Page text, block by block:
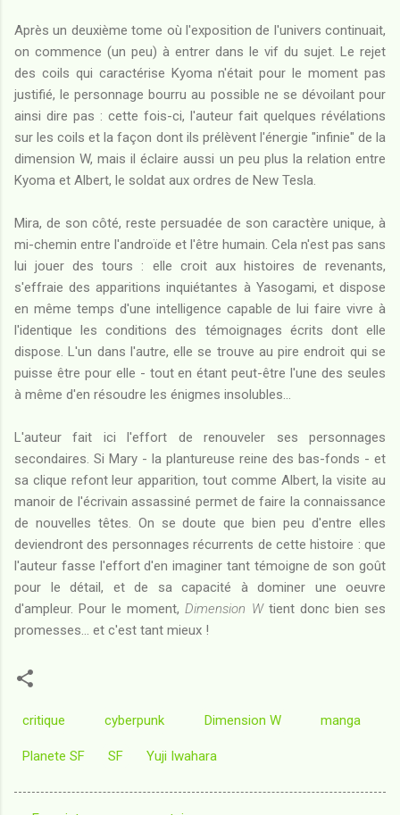
Après un deuxième tome où l'exposition de l'univers continuait,
on commence (un peu) à entrer dans le vif du sujet. Le rejet
des coils qui caractérise Kyoma n'était pour le moment pas
justifié, le personnage bourru au possible ne se dévoilant pour
ainsi dire pas : cette fois-ci, l'auteur fait quelques révélations
sur les coils et la façon dont ils prélèvent l'énergie "infinie" de la
dimension W, mais il éclaire aussi un peu plus la relation entre
Kyoma et Albert, le soldat aux ordres de New Tesla.
Mira, de son côté, reste persuadée de son caractère unique, à
mi-chemin entre l'androïde et l'être humain. Cela n'est pas sans
lui jouer des tours : elle croit aux histoires de revenants,
s'effraie des apparitions inquiétantes à Yasogami, et dispose
en même temps d'une intelligence capable de lui faire vivre à
l'identique les conditions des témoignages écrits dont elle
dispose. L'un dans l'autre, elle se trouve au pire endroit qui se
puisse être pour elle - tout en étant peut-être l'une des seules
à même d'en résoudre les énigmes insolubles...
L'auteur fait ici l'effort de renouveler ses personnages
secondaires. Si Mary - la plantureuse reine des bas-fonds - et
sa clique refont leur apparition, tout comme Albert, la visite au
manoir de l'écrivain assassiné permet de faire la connaissance
de nouvelles têtes. On se doute que bien peu d'entre elles
deviendront des personnages récurrents de cette histoire : que
l'auteur fasse l'effort d'en imaginer tant témoigne de son goût
pour le détail, et de sa capacité à dominer une oeuvre
d'ampleur. Pour le moment,Dimension Wtient donc bien ses
promesses... et c'est tant mieux !
critique cyberpunk Dimension W manga
Planete SF SF Yuji Iwahara